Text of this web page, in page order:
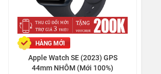
HÀNG MỚI
Apple Watch SE (2023) GPS
44mm NHÔM (Mới 100%)